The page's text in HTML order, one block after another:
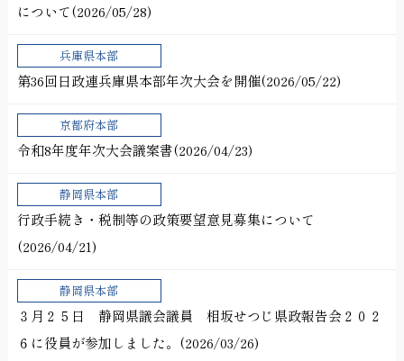
について(2026/05/28)
兵庫県本部
第36回日政連兵庫県本部年次大会を開催(2026/05/22)
京都府本部
令和8年度年次大会議案書(2026/04/23)
静岡県本部
行政手続き・税制等の政策要望意見募集について
(2026/04/21)
静岡県本部
３月２５日 静岡県議会議員 相坂せつじ県政報告会２０２
６に役員が参加しました。(2026/03/26)